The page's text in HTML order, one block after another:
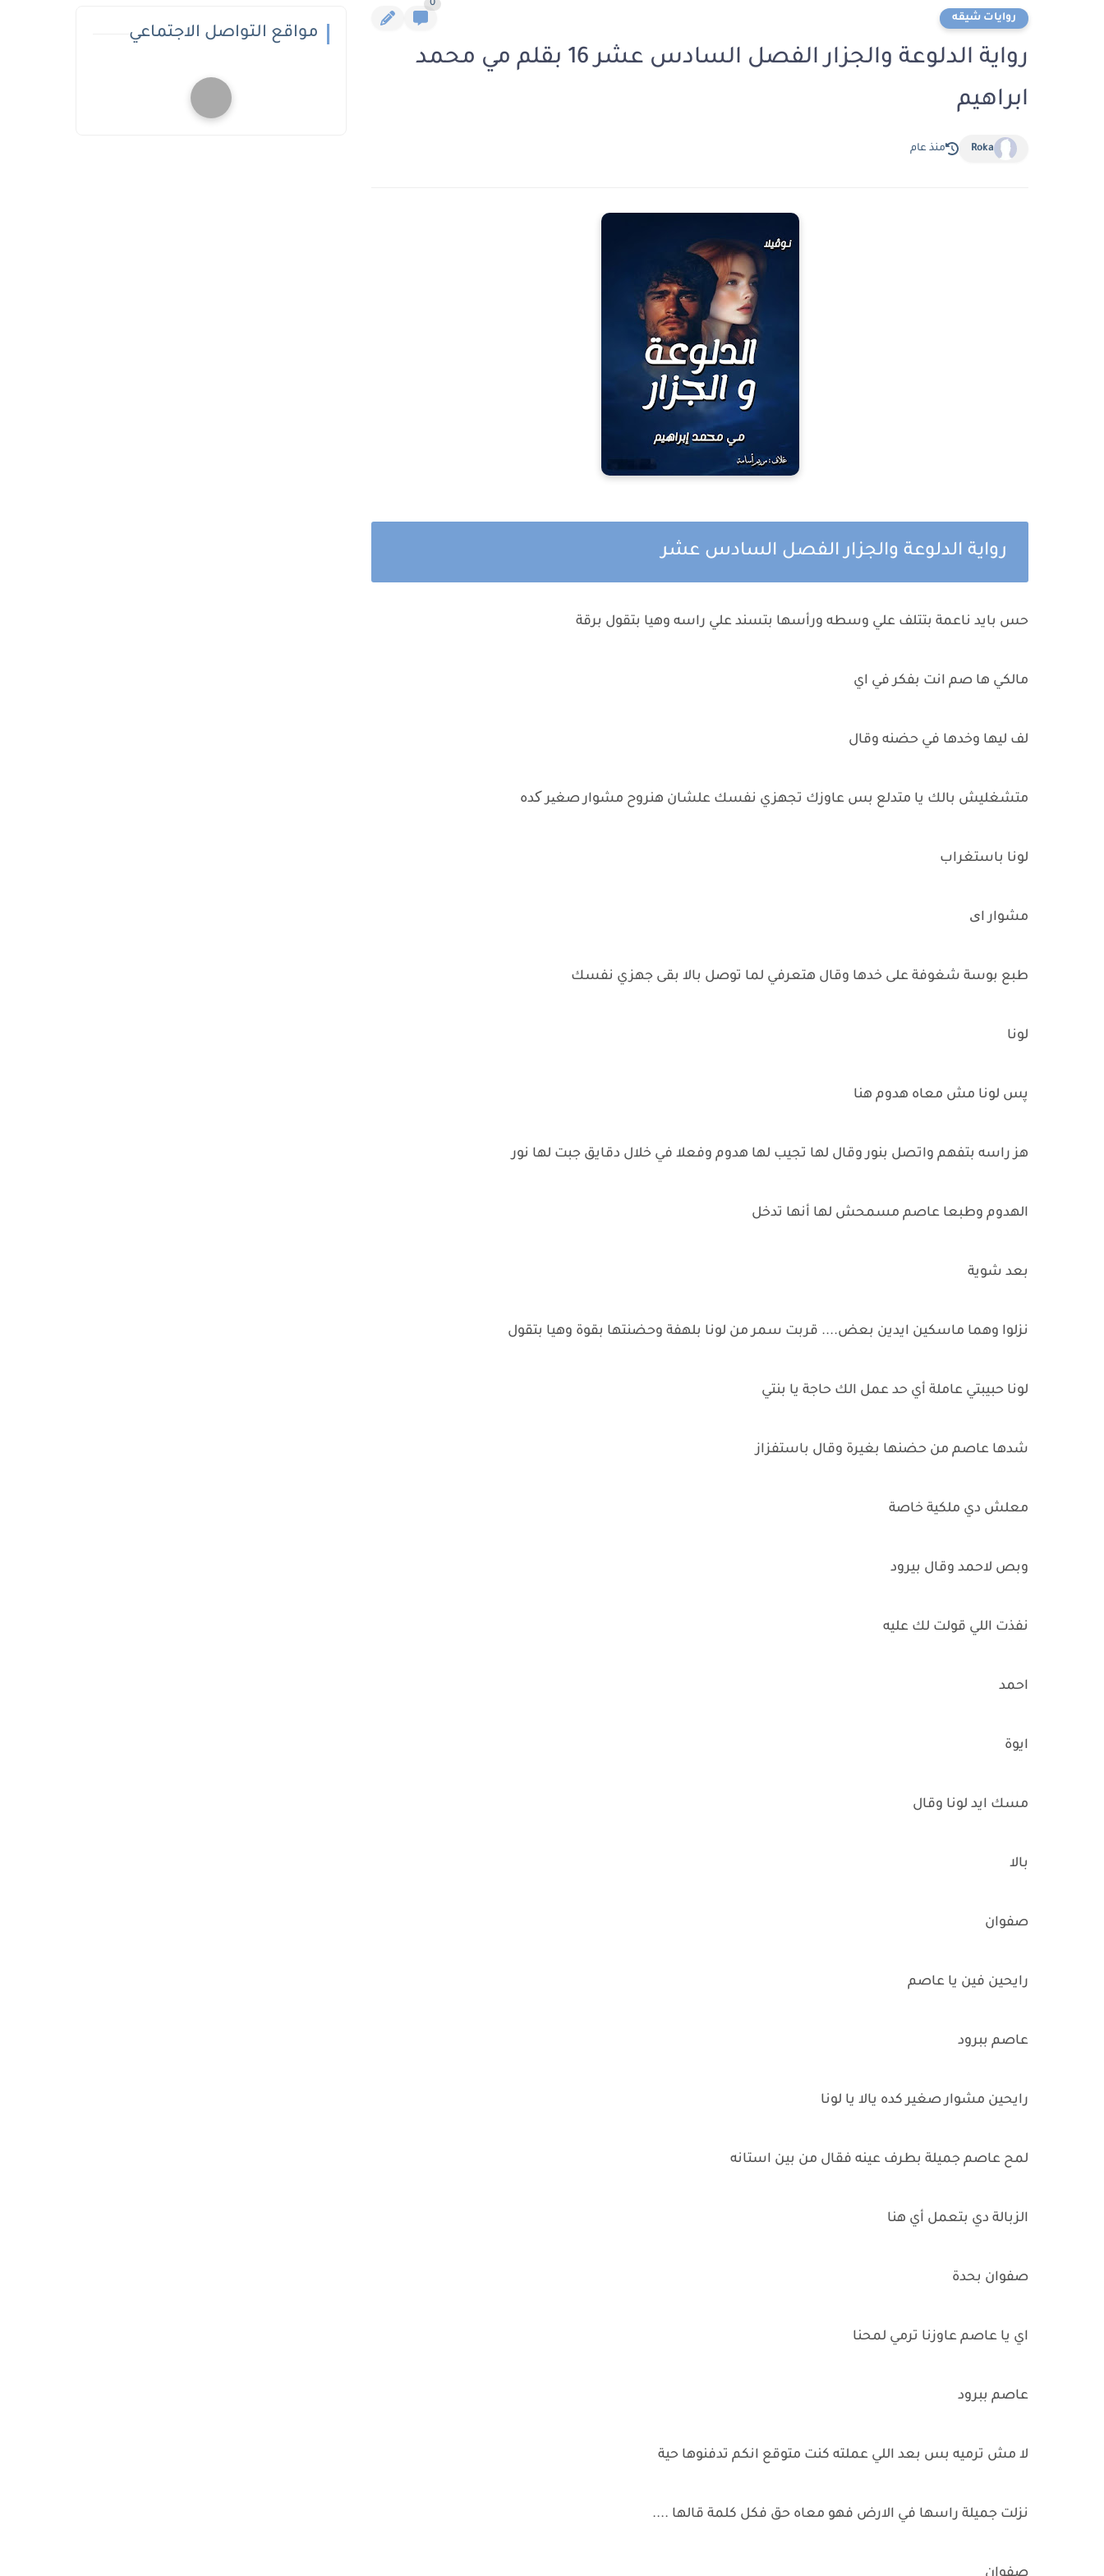
روايات شيقه
0
رواية الدلوعة والجزار الفصل السادس عشر 16 بقلم مي محمد
ابراهيم
Roka منذ عام
رواية الدلوعة والجزار الفصل السادس عشر
حس بايد ناعمة بتتلف علي وسطه ورأسها بتسند علي راسه وهيا بتقول برقة
مالكي ها صم انت بفكر في اي
لف ليها وخدها في حضنه وقال
متشغليش بالك يا متدلع بس عاوزك تجهزي نفسك علشان هنروح مشوار صغیر کده
لونا باستغراب
مشوار ای
طبع بوسة شغوفة على خدها وقال هتعرفي لما توصل بالا بقى جهزي نفسك
لونا
پس لونا مش معاه هدوم هنا
هز راسه بتفهم واتصل بنور وقال لها تجيب لها هدوم وفعلا في خلال دقايق جبت لها نور
الهدوم وطبعا عاصم مسمحش لها أنها تدخل
بعد شوية
نزلوا وهما ماسكين ايدين بعض.... قربت سمر من لونا بلهفة وحضنتها بقوة وهيا بتقول
لونا حبيبتي عاملة أي حد عمل الك حاجة يا بنتي
شدها عاصم من حضنها بغيرة وقال باستفزاز
معلش دي ملكية خاصة
وبص لاحمد وقال بيرود
نفذت اللي قولت لك عليه
احمد
ايوة
مسك ايد لونا وقال
بالا
صفوان
رايحين فين يا عاصم
عاصم ببرود
رايحين مشوار صغير كده يالا يا لونا
لمح عاصم جميلة بطرف عينه فقال من بين استانه
الزبالة دي بتعمل أي هنا
صفوان بحدة
اي يا عاصم عاوزنا ترمي لمحنا
عاصم ببرود
لا مش ترميه بس بعد اللي عملته كنت متوقع انكم تدفنوها حية
نزلت جميلة راسها في الارض فهو معاه حق فكل كلمة قالها ....
مواقع التواصل الاجتماعي